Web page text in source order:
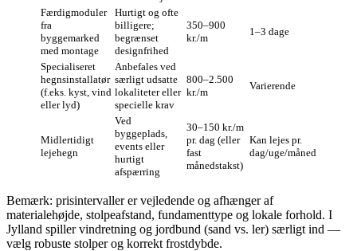
Færdigmoduler
fra
byggemarked
med montage
Hurtigt og ofte
billigere;
begrænset
designfrihed
350–900
kr./m
1–3 dage
Specialiseret
hegnsinstallatør
(f.eks. kyst, vind
eller lyd)
Anbefales ved
særligt udsatte
lokaliteter eller
specielle krav
800–2.500
kr./m
Varierende
Midlertidigt
lejehegn
Ved
byggeplads,
events eller
hurtigt
afspærring
30–150 kr./m
pr. dag (eller
fast
månedstakst)
Kan lejes pr.
dag/uge/måned
Bemærk: prisintervaller er vejledende og afhænger af
materialehøjde, stolpeafstand, fundamenttype og lokale forhold. I
Jylland spiller vindretning og jordbund (sand vs. ler) særligt ind —
vælg robuste stolper og korrekt frostdybde.